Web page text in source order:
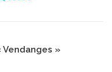
Vendanges »